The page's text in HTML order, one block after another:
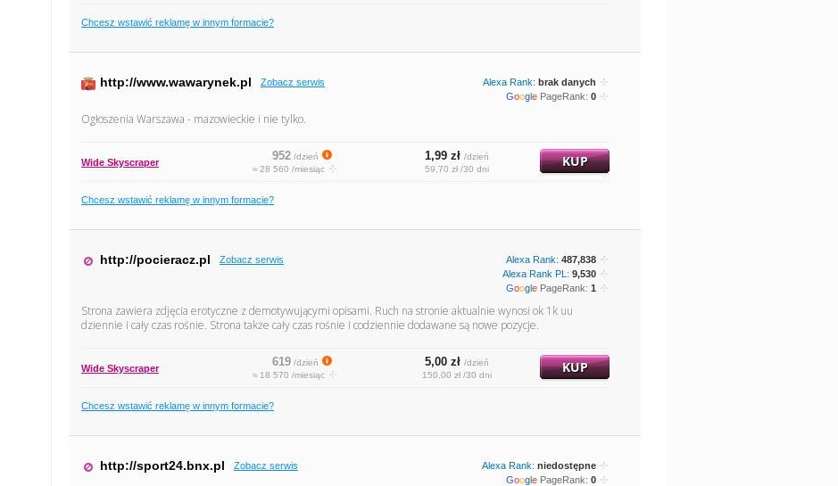
Chcesz wstawić reklamę w innym formacie?
http://www.wawarynek.pl Zobacz serwis Alexa Rank: brak danych
Google PageRank: 0
Ogłoszenia Warszawa - mazowieckie i nie tylko.
Wide Skyscraper 952 /dzień
≈ 28 560 /miesiąc
1,99 zł /dzień
59,70 zł /30 dni
KUP
Chcesz wstawić reklamę w innym formacie?
http://pocieracz.pl Zobacz serwis Alexa Rank: 487,838
Alexa Rank PL: 9,530
Google PageRank: 1
Strona zawiera zdjęcia erotyczne z demotywującymi opisami. Ruch na stronie aktualnie wynosi ok 1k uu
dziennie i cały czas rośnie. Strona także cały czas rośnie i codziennie dodawane są nowe pozycje.
Wide Skyscraper 619 /dzień
≈ 18 570 /miesiąc
5,00 zł /dzień
150,00 zł /30 dni
KUP
Chcesz wstawić reklamę w innym formacie?
http://sport24.bnx.pl Zobacz serwis Alexa Rank: niedostępne
Google PageRank: 0